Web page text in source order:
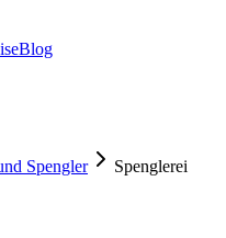
Blog
Spengler
Spenglerei